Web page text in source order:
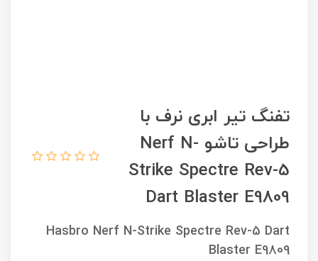
تفنگ تیر ابری نرف با
طراحی تاشو Nerf N-
Strike Spectre Rev-5
Dart Blaster E9809
Hasbro Nerf N-Strike Spectre Rev-5 Dart
Blaster E9809